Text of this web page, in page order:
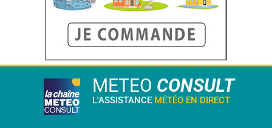
METEO CONSULT
L'ASSISTANCE MÉTÉO EN DIRECT